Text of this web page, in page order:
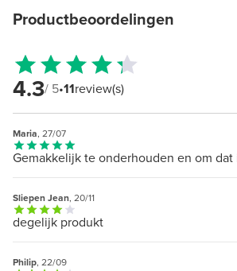
Productbeoordelingen
4.3/ 5•11review(s)
Maria, 27/07
Gemakkelijk te onderhouden en om
Sliepen Jean, 20/11
degelijk produkt
Philip, 22/09